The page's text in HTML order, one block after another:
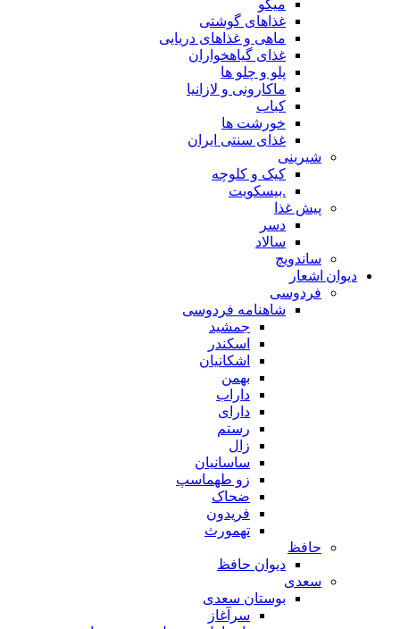
میگو
غذاهای گوشتی
ماهی و غذاهای دریایی
غذای گیاهخواران
پلو و چلو ها
ماکارونی و لازانیا
کباب
خورشت ها
غذای سنتی ایران
شیرینی
کیک و کلوچه
.بیسکویت
پیش غذا
دسر
سالاد
ساندویچ
دیوان اشعار
فردوسی
شاهنامه فردوسی
جمشید
اسکندر
اشکانیان
بهمن
داراب
دارای
رستم
زال
ساسانیان
زو طهماسپ‏
ضحاک
فریدون
تهمورث
حافظ
دیوان حافظ
سعدی
بوستان سعدی
سرآغاز